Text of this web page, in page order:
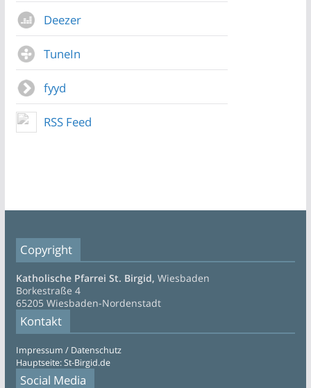
Deezer
TuneIn
fyyd
RSS Feed
Copyright
Katholische Pfarrei St. Birgid, Wiesbaden
Borkestraße 4
65205 Wiesbaden-Nordenstadt
Kontakt
Impressum / Datenschutz
Hauptseite: St-Birgid.de
Social Media